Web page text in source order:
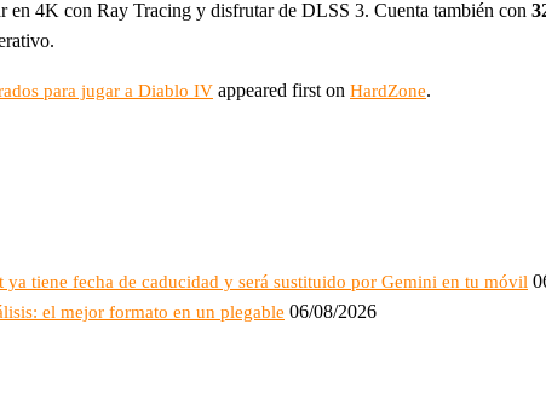
en 4K con Ray Tracing y disfrutar de DLSS 3. Cuenta también con
para jugar a Diablo IV appeared first on HardZone.
ya tiene fecha de caducidad y será sustituido por Gemini en tu móvil
el mejor formato en un plegable 06/08/2026